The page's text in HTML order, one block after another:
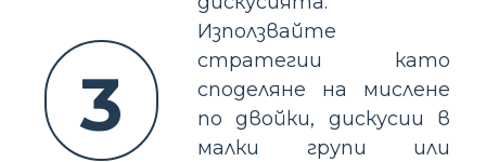
3
Използвайте
стратегии като
споделяне на мислене
по двойки, дискусии в
малки групи или